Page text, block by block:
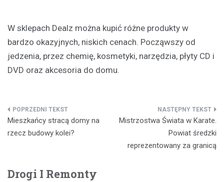
W sklepach Dealz można kupić różne produkty w
bardzo okazyjnych, niskich cenach. Począwszy od
jedzenia, przez chemię, kosmetyki, narzędzia, płyty CD i
DVD oraz akcesoria do domu.
Nawigacja
wpisu
Mieszkańcy stracą domy na
rzecz budowy kolei?
Mistrzostwa Świata w Karate.
Powiat średzki
reprezentowany za granicą
Drogi I Remonty